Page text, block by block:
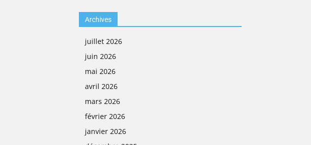
Archives
juillet 2026
juin 2026
mai 2026
avril 2026
mars 2026
février 2026
janvier 2026